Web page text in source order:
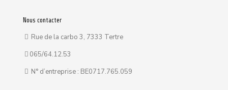
Nous contacter
Rue de la carbo 3, 7333 Tertre
065/64.12.53
N° d’entreprise : BE0717.765.059